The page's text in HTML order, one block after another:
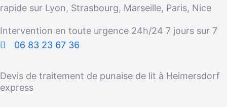
rapide sur Lyon, Strasbourg, Marseille, Paris, Nice
Intervention en toute urgence 24h/24 7 jours sur 7
06 83 23 67 36
Devis de traitement de punaise de lit à Heimersdorf
express